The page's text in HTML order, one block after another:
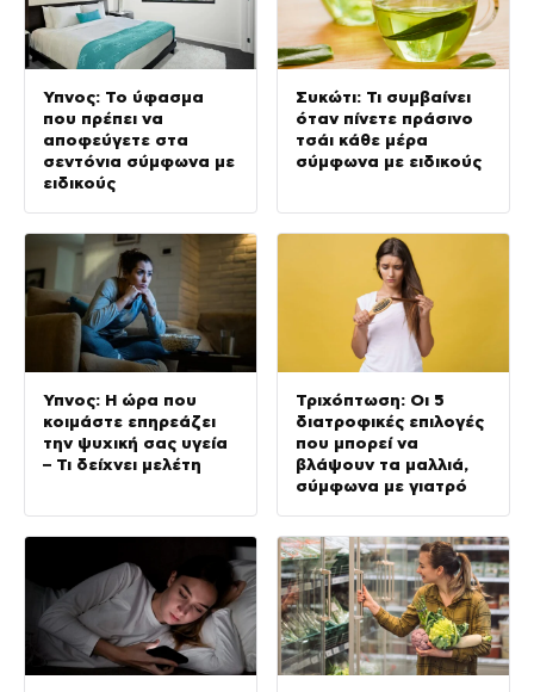
Ύπνος: Το ύφασμα
που πρέπει να
αποφεύγετε στα
σεντόνια σύμφωνα με
ειδικούς
Συκώτι: Τι συμβαίνει
όταν πίνετε πράσινο
τσάι κάθε μέρα
σύμφωνα με ειδικούς
Ύπνος: Η ώρα που
κοιμάστε επηρεάζει
την ψυχική σας υγεία
– Τι δείχνει μελέτη
Τριχόπτωση: Οι 5
διατροφικές επιλογές
που μπορεί να
βλάψουν τα μαλλιά,
σύμφωνα με γιατρό